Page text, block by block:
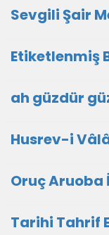
Sevgili Şair
Etiketlenmiş
ah güzdür
Husrev-i
Oruç Aruoba
Tarihi Tahrif